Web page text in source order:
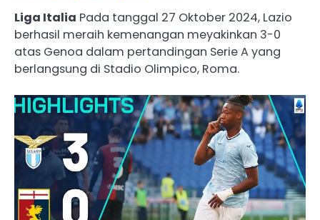
Liga Italia Pada tanggal 27 Oktober 2024, Lazio
berhasil meraih kemenangan meyakinkan 3-0
atas Genoa dalam pertandingan Serie A yang
berlangsung di Stadio Olimpico, Roma.